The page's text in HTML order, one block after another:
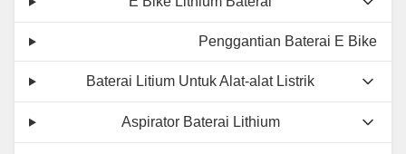
Penggantian Baterai E Bike
Baterai Litium Untuk Alat-alat Listrik
Aspirator Baterai Lithium